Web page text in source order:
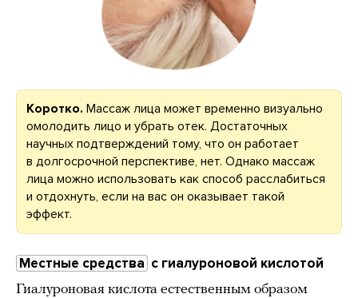
Коротко. Массаж лица может временно визуально
омолодить лицо и убрать отек. Достаточных
научных подтверждений тому, что он работает
в долгосрочной перспективе, нет. Однако массаж
лица можно использовать как способ расслабиться
и отдохнуть, если на вас он оказывает такой
эффект.
Местные средства с гиалуроновой кислотой
Гиалуроновая кислота естественным образом